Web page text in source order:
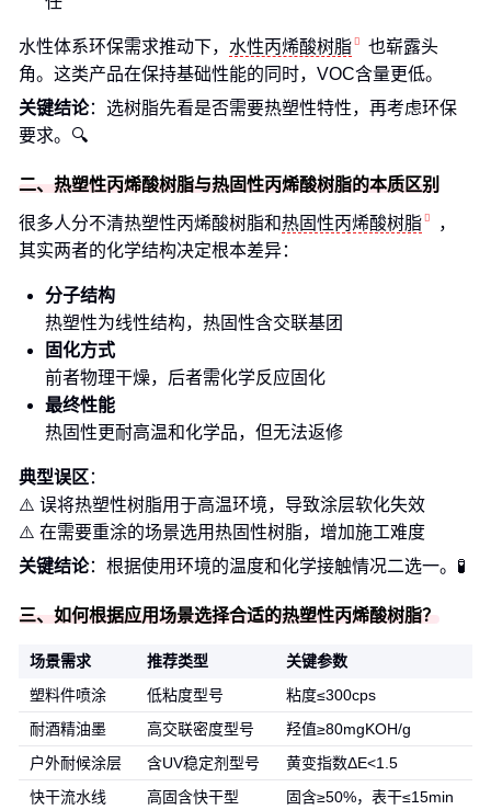
水性体系环保需求推动下， 水性丙烯酸树脂
也崭露头
角。这类产品在保持基础性能的同时，VOC含量更低。
关键结论：选树脂先看是否需要热塑性特性，再考虑环保
要求。🔍
二、热塑性丙烯酸树脂与热固性丙烯酸树脂的本质区别
很多人分不清热塑性丙烯酸树脂和热固性丙烯酸树脂
，
其实两者的化学结构决定根本差异：
分子结构
热塑性为线性结构，热固性含交联基团
固化方式
前者物理干燥，后者需化学反应固化
最终性能
热固性更耐高温和化学品，但无法返修
典型误区 ：
⚠️ 误将热塑性树脂用于高温环境，导致涂层软化失效
⚠️ 在需要重涂的场景选用热固性树脂，增加施工难度
关键结论：根据使用环境的温度和化学接触情况二选一。🧪
三、如何根据应用场景选择合适的热塑性丙烯酸树脂？
场景需求 推荐类型
关键参数
塑料件喷涂
低粘度型号
粘度≤300cps
耐酒精油墨
高交联密度型号
羟值≥80mgKOH/g
户外耐候涂层
含UV稳定剂型号
黄变指数ΔE<1.5
快干流水线
高固含快干型 固含≥50%，表干≤15min